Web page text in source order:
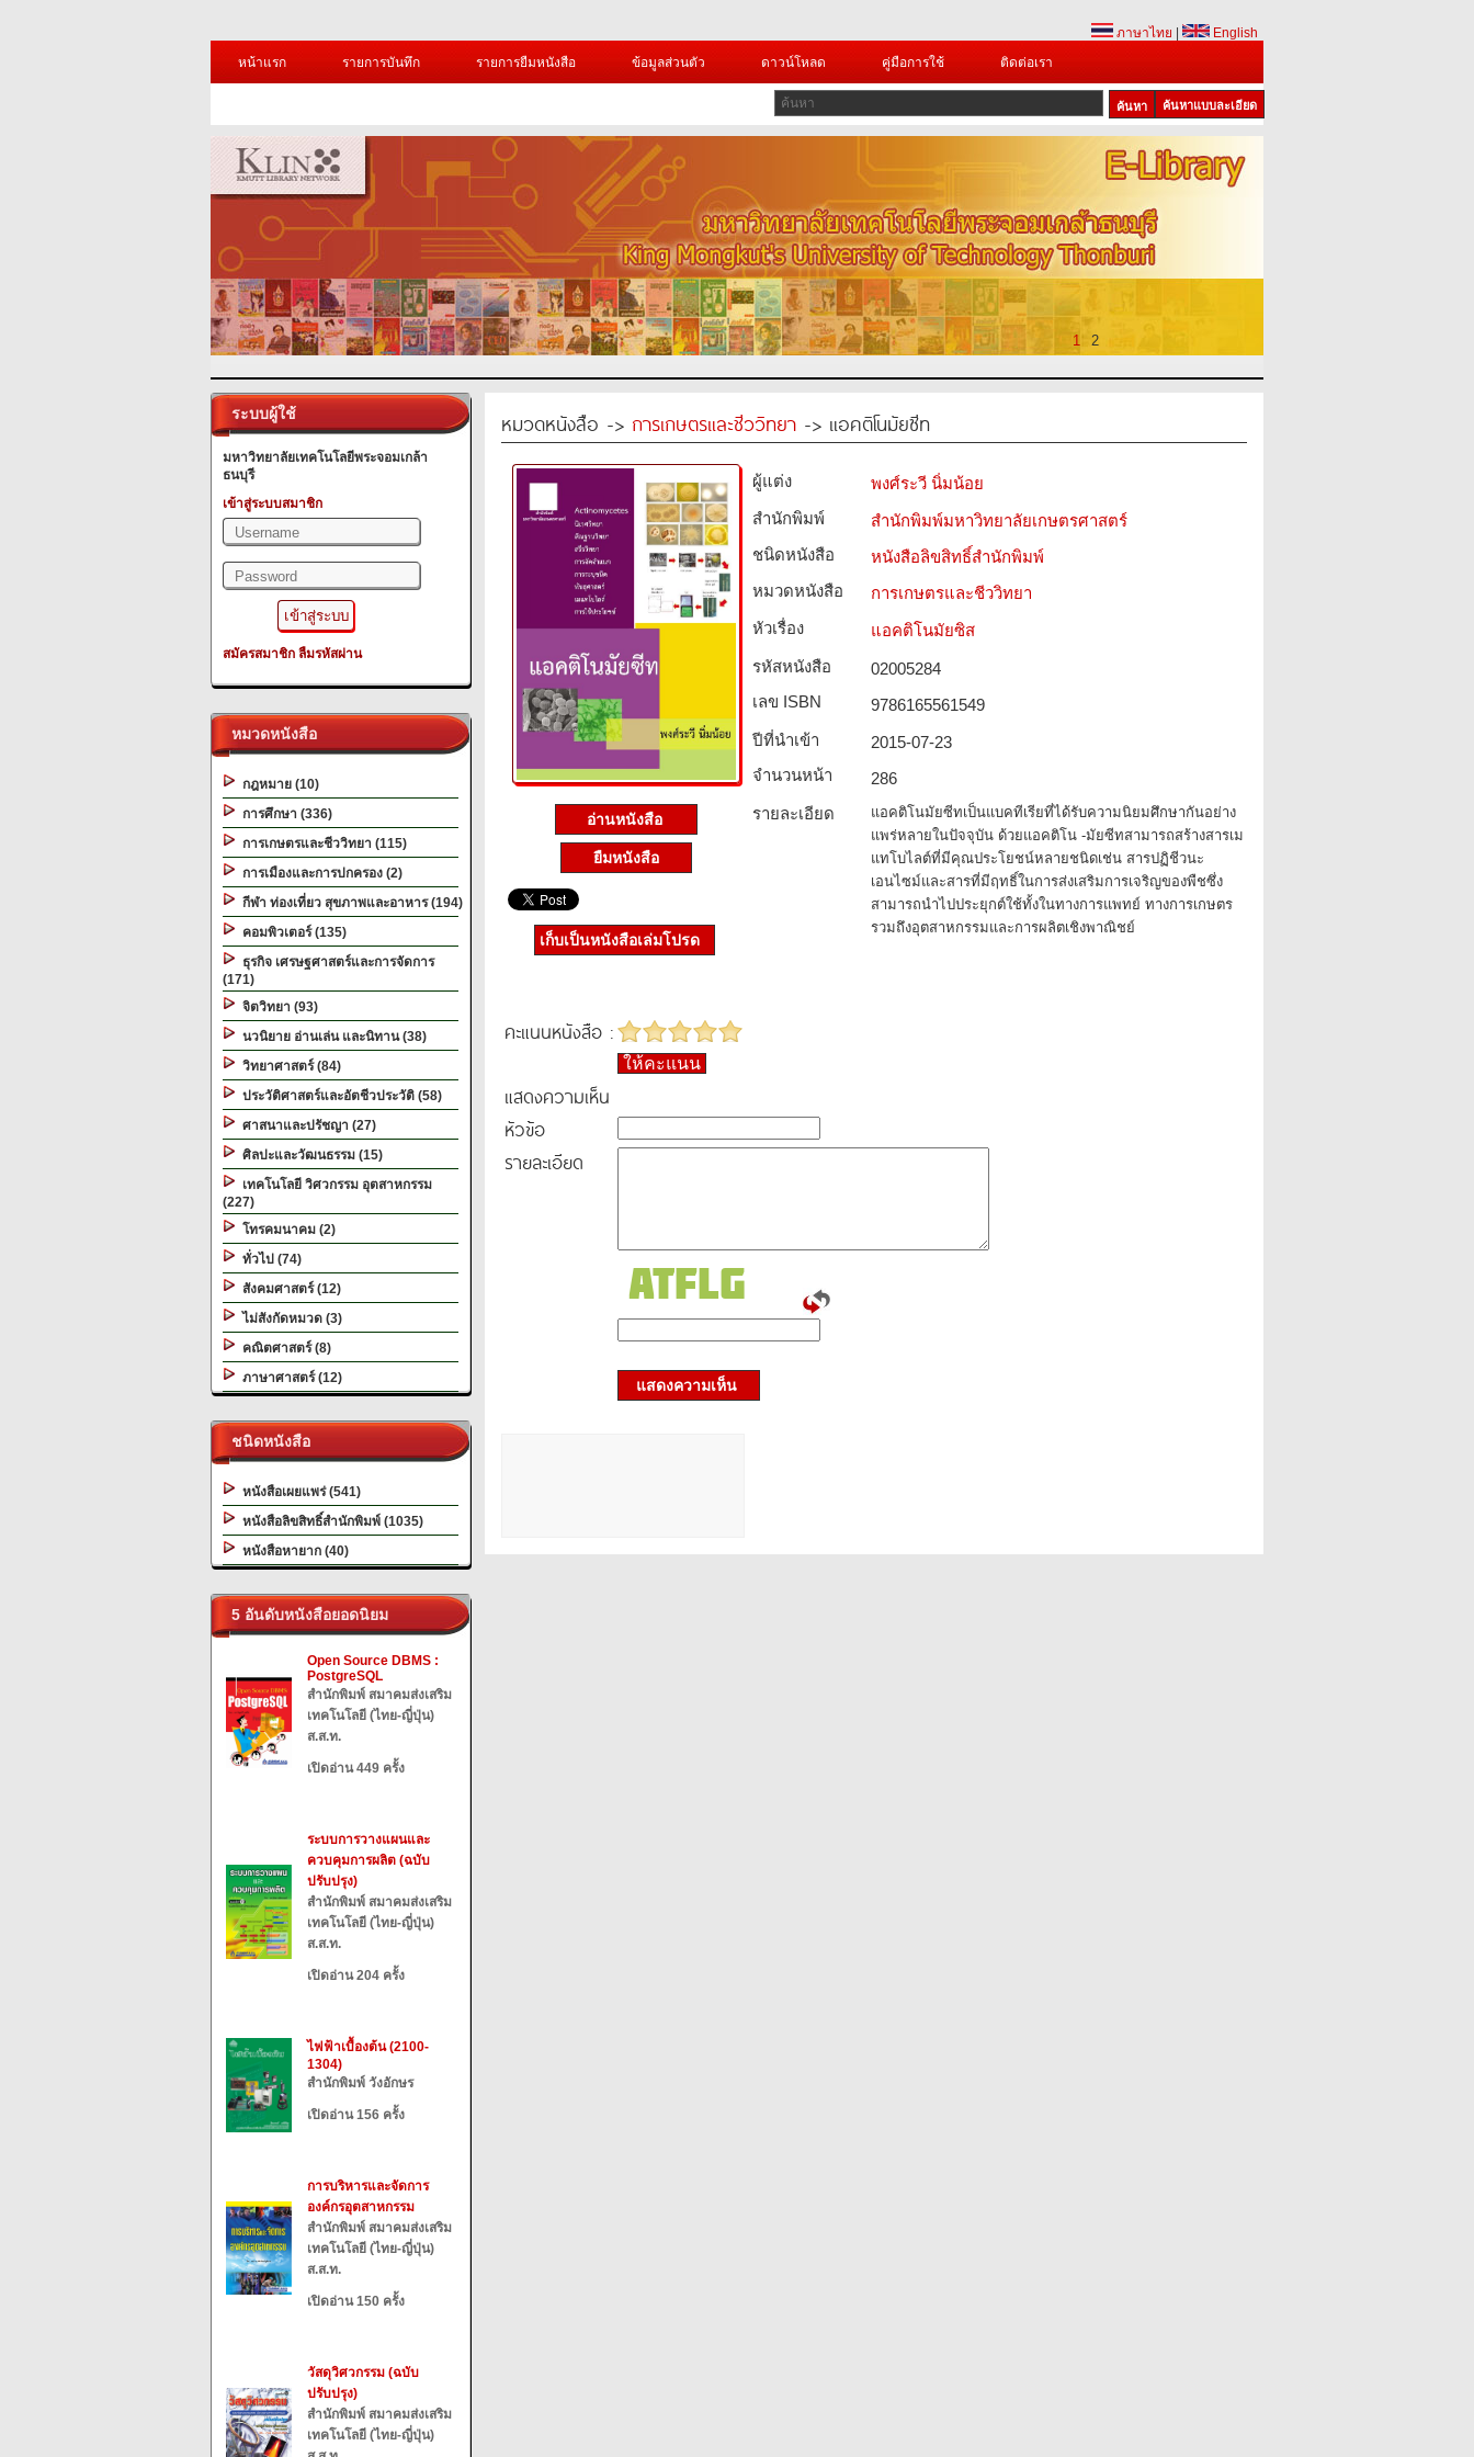
ภาษาไทย
English
หน้าแรก
รายการบันทึก รายการยืมหนังสือ ข้อมูลส่วนตัว ดาวน์โหลด คู่มือการใช้ ติดต่อเรา
ค้นหาแบบละเอียด
1 2
ระบบผู้ใช้
มหาวิทยาลัยเทคโนโลยีพระจอมเกล้า
ธนบุรี
เข้าสู่ระบบสมาชิก
สมัครสมาชิก ลืมรหัสผ่าน
หมวดหนังสือ
กฎหมาย (10)
การศึกษา (336)
การเกษตรและชีววิทยา (115)
การเมืองและการปกครอง (2)
กีฬา ท่องเที่ยว สุขภาพและอาหาร (194)
คอมพิวเตอร์ (135)
ธุรกิจ เศรษฐศาสตร์และการจัดการ
(171)
จิตวิทยา (93)
นวนิยาย อ่านเล่น และนิทาน (38)
วิทยาศาสตร์ (84)
ประวัติศาสตร์และอัตชีวประวัติ (58)
ศาสนาและปรัชญา (27)
ศิลปะและวัฒนธรรม (15)
เทคโนโลยี วิศวกรรม อุตสาหกรรม
(227)
โทรคมนาคม (2)
ทั่วไป (74)
สังคมศาสตร์ (12)
ไม่สังกัดหมวด (3)
คณิตศาสตร์ (8)
ภาษาศาสตร์ (12)
ชนิดหนังสือ
หนังสือเผยแพร่ (541)
หนังสือลิขสิทธิ์สำนักพิมพ์ (1035)
หนังสือหายาก (40)
5 อันดับหนังสือยอดนิยม
Open Source DBMS :
PostgreSQL
สำนักพิมพ์ สมาคมส่งเสริม
เทคโนโลยี (ไทย-ญี่ปุ่น)
ส.ส.ท.
เปิดอ่าน 449 ครั้ง
ระบบการวางแผนและ
ควบคุมการผลิต (ฉบับ
ปรับปรุง)
สำนักพิมพ์ สมาคมส่งเสริม
เทคโนโลยี (ไทย-ญี่ปุ่น)
ส.ส.ท.
เปิดอ่าน 204 ครั้ง
ไฟฟ้าเบื้องต้น (2100-
1304)
สำนักพิมพ์ วังอักษร
เปิดอ่าน 156 ครั้ง
การบริหารและจัดการ
องค์กรอุตสาหกรรม
สำนักพิมพ์ สมาคมส่งเสริม
เทคโนโลยี (ไทย-ญี่ปุ่น)
ส.ส.ท.
เปิดอ่าน 150 ครั้ง
วัสดุวิศวกรรม (ฉบับ
ปรับปรุง)
สำนักพิมพ์ สมาคมส่งเสริม
เทคโนโลยี (ไทย-ญี่ปุ่น)
หมวดหนังสือ -> การเกษตรและชีววิทยา -> แอคติโนมัยซีท
อ่านหนังสือ
ยืมหนังสือ
ผู้แต่ง
พงศ์ระวี นิ่มน้อย
สำนักพิมพ์
สำนักพิมพ์มหาวิทยาลัยเกษตรศาสตร์
ชนิดหนังสือ­
หนังสือลิขสิทธิ์สำนักพิมพ์
หมวดหนังสือ­
การเกษตรและชีววิทยา
หัวเรื่อง
แอคติโนมัยซิส
รหัสหนังสือ­
02005284
เลข ISBN
9786165561549
ปีที่นำเข้า
2015-07-23
จำนวนหน้า
286
รายละเอียด
แอคติโนมัยซีทเป็นแบคทีเรียที่ได้รับความนิยมศึกษากันอย่าง
แพร่หลายในปัจจุบัน ด้วยแอคติโน -มัยซีทสามารถสร้างสารเม
แทโบไลต์ที่มีคุณประโยชน์หลายชนิดเช่น สารปฏิชีวนะ
เอนไซม์และสารที่มีฤทธิ์ในการส่งเสริมการเจริญของพืชซึ่ง
สามารถนำไปประยุกต์ใช้ทั้งในทางการแพทย์ ทางการเกษตร
รวมถึงอุตสาหกรรมและการผลิตเชิงพาณิชย์
เก็บเป็นหนังสือเล่มโปรด
คะแนนหนังสือ :
ให้คะแนน
แสดงความเห็น
หัวข้อ
รายละเอียด
แสดงความเห็น